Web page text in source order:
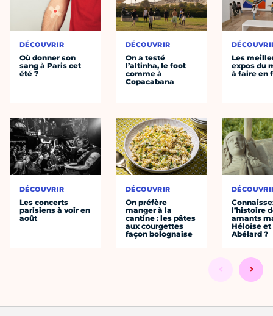
DÉCOUVRIR
Où donner son
sang à Paris cet
été ?
DÉCOUVRIR
Les concerts
parisiens à voir en
août
DÉCOUVRIR
On a testé
l’altinha, le foot
comme à
Copacabana
DÉCOUVRIR
On préfère
manger à la
cantine : les pâtes
aux courgettes
façon bolognaise
Les
expos du
à faire en
l’histoire
amants
Héloïse et
Abélard ?